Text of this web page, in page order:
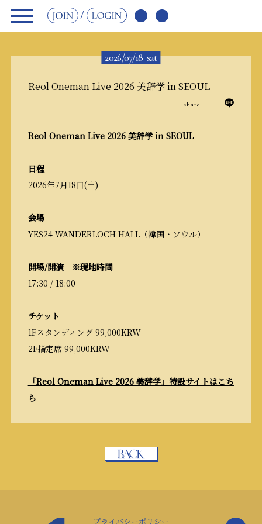
JOIN LOGIN
2026/07/18 sat
Reol Oneman Live 2026 美辞学 in SEOUL
share
Reol Oneman Live 2026 美辞学 in SEOUL
日程
2026年7月18日(土)
会場
YES24 WANDERLOCH HALL（韓国・ソウル）
開場/開演 ※現地時間
17:30 / 18:00
チケット
1Fスタンディング 99,000KRW
2F指定席 99,000KRW
「Reol Oneman Live 2026 美辞学」特設サイトはこち
ら
プライバシーポリシー